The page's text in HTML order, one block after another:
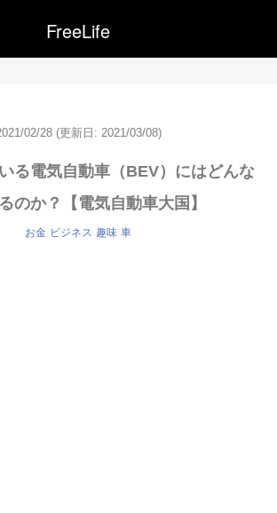
FreeLife
02/28 (更新日: 2021/03/08)
る電気自動車（BEV）にはどんな
のか？【電気自動車大国】
お金 ビジネス 趣味 車